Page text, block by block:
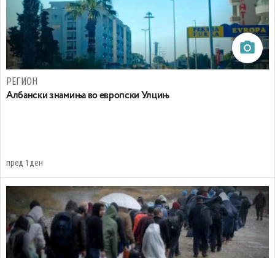
РЕГИОН
Aлбански знамиња во европски Улцињ
пред 1 ден